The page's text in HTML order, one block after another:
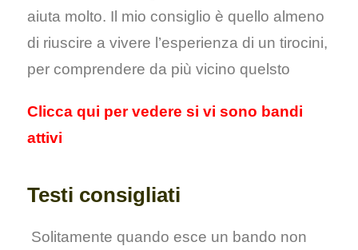
aiuta molto. Il mio consiglio è quello almeno
di riuscire a vivere l’esperienza di un tirocini,
per comprendere da più vicino quelsto
Clicca qui per vedere si vi sono bandi
attivi
Testi consigliati
Solitamente quando esce un bando non